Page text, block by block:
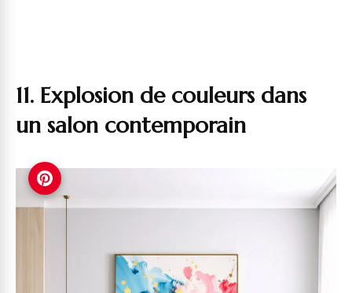
11. Explosion de couleurs dans
un salon contemporain